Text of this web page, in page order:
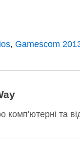
, Gamescom
комп'ютерні та